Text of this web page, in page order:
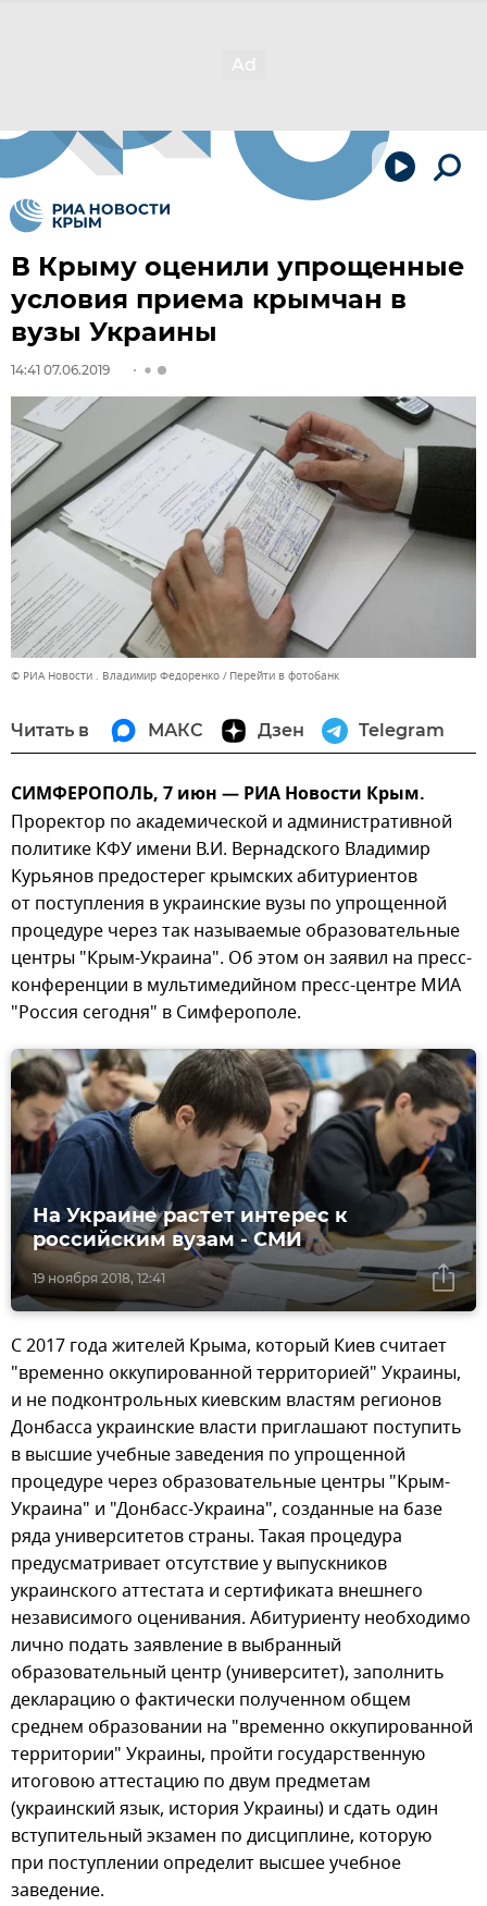
В Крыму оценили упрощенные
условия приема крымчан в
вузы Украины
14:41 07.06.2019
© РИА Новости . Владимир Федоренко Перейти в фотобанк
Читать в МАКС Дзен Telegram
СИМФЕРОПОЛЬ, 7 июн — РИА Новости Крым.
Проректор по академической и административной
политике КФУ имени В.И. Вернадского Владимир
Курьянов предостерег крымских абитуриентов
от поступления в украинские вузы по упрощенной
процедуре через так называемые образовательные
центры "Крым-Украина". Об этом он заявил на пресс-
конференции в мультимедийном пресс-центре МИА
"Россия сегодня" в Симферополе.
19 ноября 2018, 12:41
На Украине растет интерес к
российским вузам - СМИ
С 2017 года жителей Крыма, который Киев считает
"временно оккупированной территорией" Украины,
и не подконтрольных киевским властям регионов
Донбасса украинские власти приглашают поступить
в высшие учебные заведения по упрощенной
процедуре через образовательные центры "Крым-
Украина" и "Донбасс-Украина", созданные на базе
ряда университетов страны. Такая процедура
предусматривает отсутствие у выпускников
украинского аттестата и сертификата внешнего
независимого оценивания. Абитуриенту необходимо
лично подать заявление в выбранный
образовательный центр (университет), заполнить
декларацию о фактически полученном общем
среднем образовании на "временно оккупированной
территории" Украины, пройти государственную
итоговою аттестацию по двум предметам
(украинский язык, история Украины) и сдать один
вступительный экзамен по дисциплине, которую
при поступлении определит высшее учебное
заведение.